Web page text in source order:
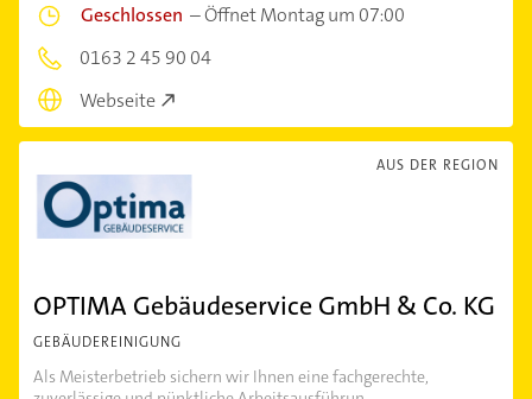
Geschlossen –Öffnet Montag um 07:00
0163 2 45 90 04
Webseite
AUS DER REGION
OPTIMA Gebäudeservice GmbH & Co. KG
GEBÄUDEREINIGUNG
Als Meisterbetrieb sichern wir Ihnen eine fachgerechte,